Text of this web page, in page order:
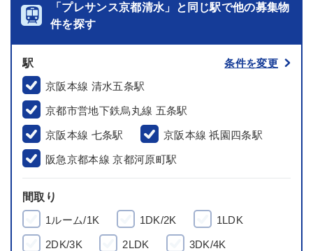
「プレサンス京都清水」と同じ駅で他の募集物
件を探す
駅
条件を変更
京阪本線 清水五条駅
京都市営地下鉄烏丸線 五条駅
京阪本線 七条駅 京阪本線 祇園四条駅
阪急京都本線 京都河原町駅
間取り
1ルーム/1K
1DK/2K 1LDK
2DK/3K 2LDK 3DK/4K